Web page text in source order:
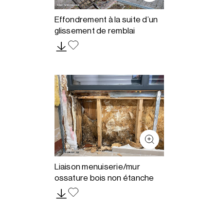
Effondrement à la suite d’un
glissement de remblai
Liaison menuiserie/mur
ossature bois non étanche